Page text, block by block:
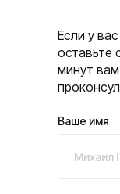
Если у
оставьте
минут
Ваше имя